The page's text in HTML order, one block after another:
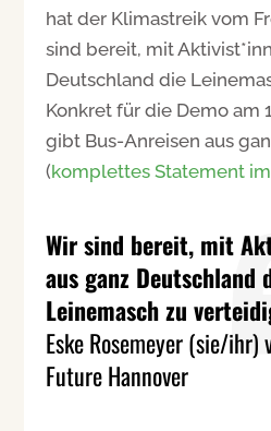
hat der Klimastreik vom
sind bereit, mit
Deutschland die
Konkret für die Demo am
gibt Bus-Anreisen aus
(komplettes Statement
Wir sind bereit, mit
aus ganz Deutschland
Leinemasch zu
Eske Rosemeyer (sie/ihr)
Future Hannover